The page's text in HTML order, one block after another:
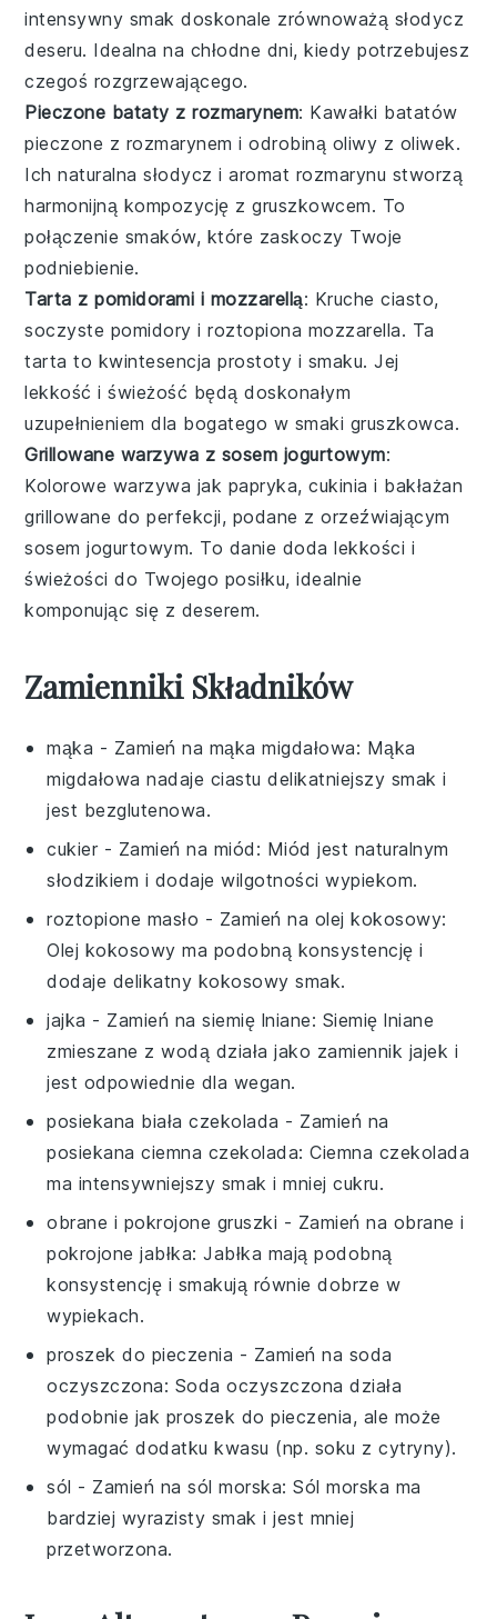
intensywny smak doskonale zrównoważą słodycz
deseru. Idealna na chłodne dni, kiedy potrzebujesz
czegoś rozgrzewającego.
Pieczone bataty z rozmarynem: Kawałki batatów
pieczone z rozmarynem i odrobiną oliwy z oliwek.
Ich naturalna słodycz i aromat rozmarynu stworzą
harmonijną kompozycję z gruszkowcem. To
połączenie smaków, które zaskoczy Twoje
podniebienie.
Tarta z pomidorami i mozzarellą: Kruche ciasto,
soczyste pomidory i roztopiona mozzarella. Ta
tarta to kwintesencja prostoty i smaku. Jej
lekkość i świeżość będą doskonałym
uzupełnieniem dla bogatego w smaki gruszkowca.
Grillowane warzywa z sosem jogurtowym:
Kolorowe warzywa jak papryka,cukinia i bakłażan
grillowane do perfekcji, podane z orzeźwiającym
sosem jogurtowym. To danie doda lekkości i
świeżości do Twojego posiłku, idealnie
komponując się z deserem.
Zamienniki Składników
mąka - Zamień na mąka migdałowa: Mąka
migdałowa nadaje ciastu delikatniejszy smak i
jest bezglutenowa.
cukier - Zamień na miód : Miód jest naturalnym
słodzikiem i dodaje wilgotności wypiekom.
roztopione masło - Zamień na olej kokosowy:
Olej kokosowy ma podobną konsystencję i
dodaje delikatny kokosowy smak.
jajka - Zamień nasiemię lniane: Siemię lniane
zmieszane z wodą działa jako zamiennik jajek i
jest odpowiednie dla wegan.
posiekana biała czekolada - Zamień na
posiekana ciemna czekolada: Ciemna czekolada
ma intensywniejszy smak i mniej cukru.
obrane i pokrojone gruszki - Zamień na obrane i
pokrojone jabłka: Jabłka mają podobną
konsystencję i smakują równie dobrze w
wypiekach.
proszek do pieczenia - Zamień na soda
oczyszczona: Soda oczyszczona działa
podobnie jak proszek do pieczenia, ale może
wymagać dodatku kwasu (np. soku z cytryny).
sól - Zamień nasól morska: Sól morska ma
bardziej wyrazisty smak i jest mniej
przetworzona.